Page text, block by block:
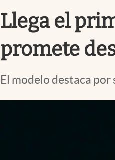
Llega el
promete
El modelo destaca